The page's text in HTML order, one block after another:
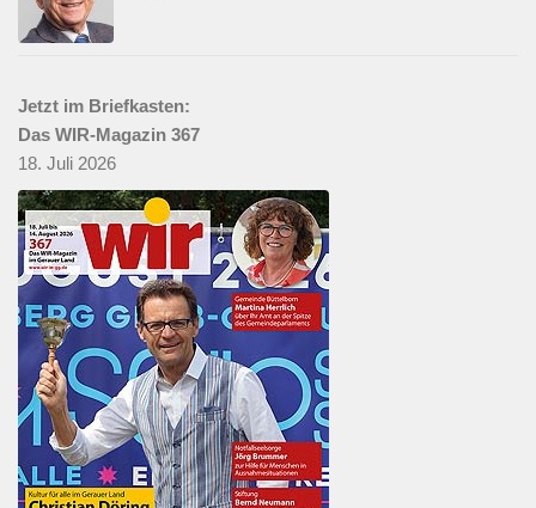
Jetzt im Briefkasten:
Das WIR-Magazin 367
18. Juli 2026